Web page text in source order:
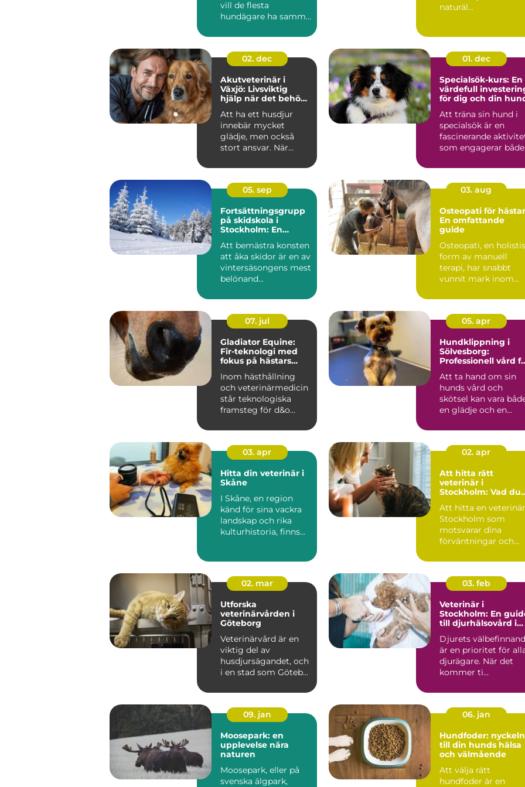
vill de flesta
hundägare ha samma
naturäl...
02. dec
Akutveterinär i
Växjö: Livsviktig
hjälp när det behövs
Att ha ett husdjur
innebär mycket
glädje, men också
stort ansvar. När
01. dec
Specialsök-kurs: En
värdefull
för dig och din
Att träna sin hund i
specialsök är en
fascinerande
som engagerar
05. sep
Fortsättningsgrupp
på skidskola i
Stockholm: En
Att bemästra konsten
att åka skidor är en av
vintersäsongens mest
belönand...
03. aug
Osteopati för
En omfattande
guide
Osteopati, en
form av manuell
terapi, har snabbt
vunnit mark inom
07. jul
Gladiator Equine:
Fir-teknologi med
fokus på hästars
välbefinnande
Inom hästhållning
och veterinärmedicin
står teknologiska
framsteg för d&o...
05. apr
Hundklippning i
Sölvesborg:
Professionell vård
Att ta hand om sin
hunds vård och
skötsel kan vara
en glädje och en
03. apr
Hitta din veterinär i
Skåne
I Skåne, en region
känd för sina vackra
landskap och rika
kulturhistoria, finns
02. apr
Att hitta rätt
veterinär i
Stockholm: Vad du
Att hitta en
Stockholm som
motsvarar dina
förväntningar och
02. mar
Utforska
veterinärvården i
Göteborg
Veterinärvård är en
viktig del av
husdjursägandet, och
i en stad som Göteb...
03. feb
Veterinär i
Stockholm: En
till djurhälsovård i
Djurets
är en prioritet för
djurägare. När det
kommer ti...
09. jan
Moosepark: en
upplevelse nära
naturen
Moosepark, eller på
svenska älgpark,
06. jan
Hundfoder: nyckeln
till din hunds hälsa
och välmående
Att välja rätt
hundfoder är en